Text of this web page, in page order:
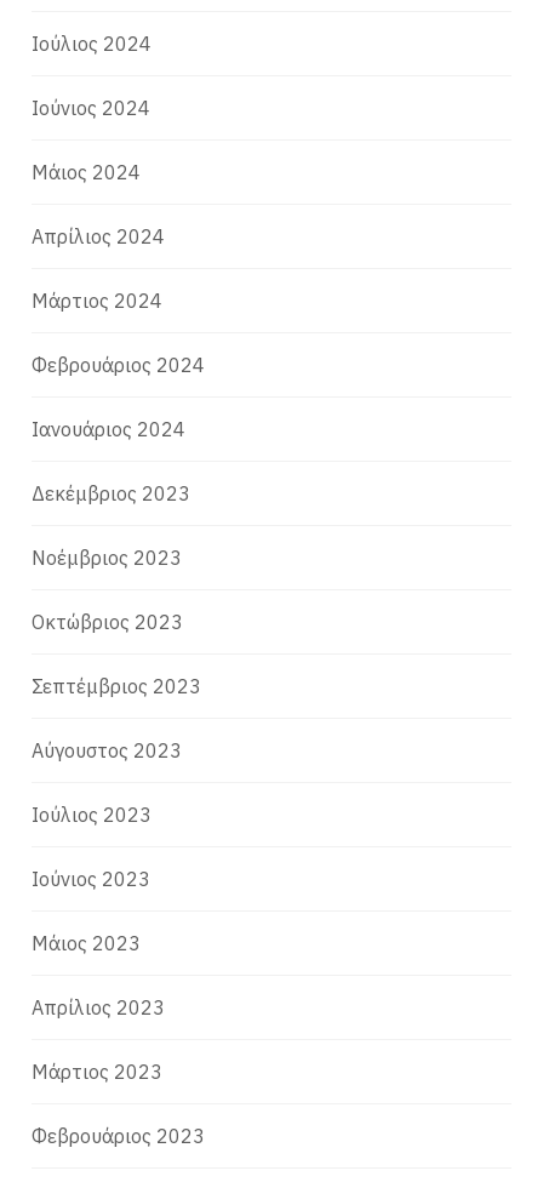
Ιούλιος 2024
Ιούνιος 2024
Μάιος 2024
Απρίλιος 2024
Μάρτιος 2024
Φεβρουάριος 2024
Ιανουάριος 2024
Δεκέμβριος 2023
Νοέμβριος 2023
Οκτώβριος 2023
Σεπτέμβριος 2023
Αύγουστος 2023
Ιούλιος 2023
Ιούνιος 2023
Μάιος 2023
Απρίλιος 2023
Μάρτιος 2023
Φεβρουάριος 2023